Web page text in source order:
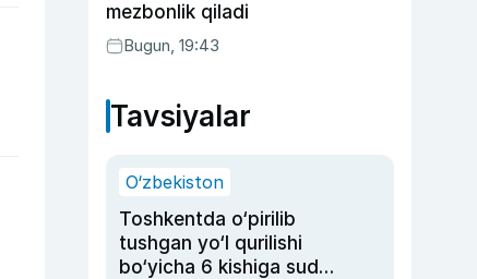
mezbonlik qiladi
Bugun, 19:43
Tavsiyalar
O‘zbekiston
Toshkentda o‘pirilib
tushgan yo‘l qurilishi
bo‘yicha 6 kishiga sud